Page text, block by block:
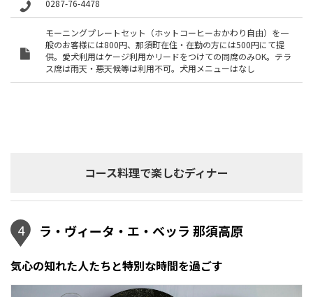
0287-76-4478
モーニングプレートセット（ホットコーヒーおかわり自由）を一
般のお客様には800円、那須町在住・在勤の方には500円にて提
供。愛犬利用はケージ利用かリードをつけての同席のみOK。テラ
ス席は雨天・悪天候等は利用不可。犬用メニューはなし
コース料理で楽しむディナー
4 ラ・ヴィータ・エ・ベッラ 那須高原
気心の知れた人たちと特別な時間を過ごす